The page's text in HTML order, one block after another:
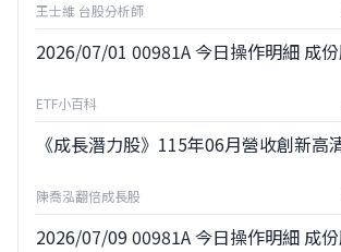
王士維 台股分析師
2026/07/01 00981A 今日操作明細 成
ETF小百科
《成長潛力股》115年06月營收創新高
陳喬泓翻倍成長股
2026/07/09 00981A 今日操作明細 成